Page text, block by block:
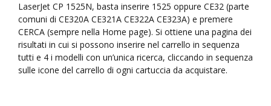
LaserJet CP 1525N, basta inserire 1525 oppure CE32 (parte
comuni di CE320A CE321A CE322A CE323A) e premere
CERCA (sempre nella Home page). Si ottiene una pagina dei
risultati in cui si possono inserire nel carrello in sequenza
tutti e 4 i modelli con un’unica ricerca, cliccando in sequenza
sulle icone del carrello di ogni cartuccia da acquistare.